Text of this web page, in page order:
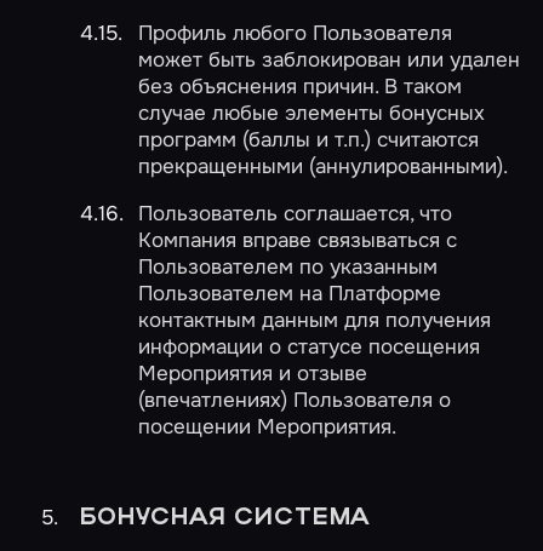
Профиль любого Пользователя
может быть заблокирован или удален
без объяснения причин. В таком
случае любые элементы бонусных
программ (баллы и т.п.) считаются
прекращенными (аннулированными).
Пользователь соглашается, что
Компания вправе связываться с
Пользователем по указанным
Пользователем на Платформе
контактным данным для получения
информации о статусе посещения
Мероприятия и отзыве
(впечатлениях) Пользователя о
посещении Мероприятия.
БОНУСНАЯ СИСТЕМА